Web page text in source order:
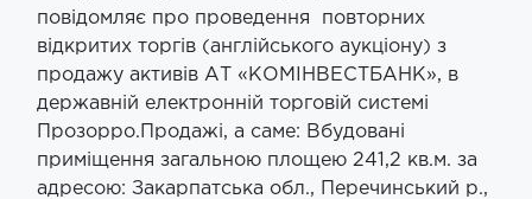
повідомляє про проведення повторних
відкритих торгів (англійського аукціону) з
продажу активів АТ «КОМІНВЕСТБАНК», в
державній електронній торговій системі
Прозорро.Продажі, а саме: Вбудовані
приміщення загальною площею 241,2 кв.м. за
адресою: Закарпатська обл., Перечинський р.,